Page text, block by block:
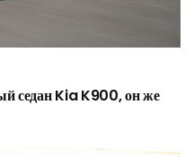
седан Kia K900, он же